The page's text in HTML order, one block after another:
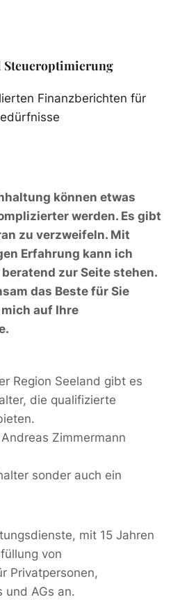
Steueroptimierung
Finanzberichten für
können etwas
werden. Es gibt
zu verzweifeln. Mit
Erfahrung kann ich
zur Seite stehen.
das Beste für Sie
auf Ihre
Region Seeland gibt es
die qualifizierte
Zimmermann
sonder auch ein
mit 15 Jahren
von
Privatpersonen,
und AGs an.